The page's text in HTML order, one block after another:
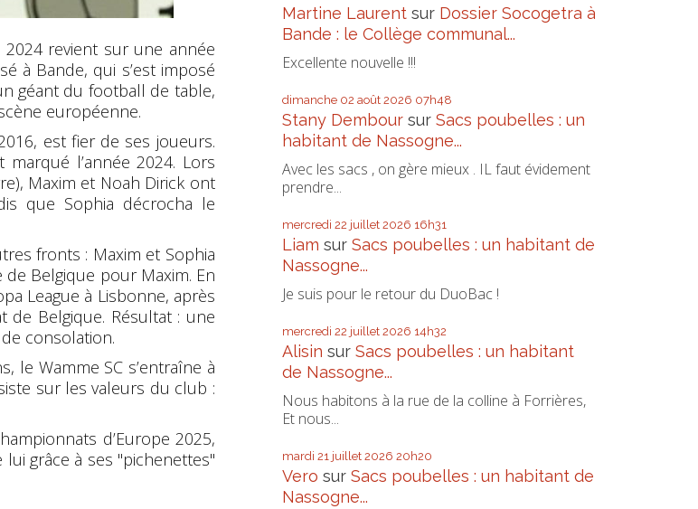
revient sur une année
à Bande, qui s’est imposé
géant du football de table,
européenne.
est fier de ses joueurs.
l’année 2024. Lors
Maxim et Noah Dirick ont
que Sophia décrocha le
fronts : Maxim et Sophia
Belgique pour Maxim. En
League à Lisbonne, après
de Belgique. Résultat : une
consolation.
le Wamme SC s’entraîne à
sur les valeurs du club :
d’Europe 2025,
grâce à ses "pichenettes"
Martine Laurent sur Dossier Socogetra à
Bande : le Collège communal...
Excellente nouvelle !!!
dimanche 02 août 2026 07h48
Stany Dembour surSacs poubelles : un
habitant de Nassogne...
Avec les sacs , on gère mieux . IL faut évidement
prendre...
mercredi 22 juillet 2026 16h31
Liam surSacs poubelles : un habitant de
Nassogne...
Je suis pour le retour du DuoBac !
mercredi 22 juillet 2026 14h32
Alisin surSacs poubelles : un habitant
de Nassogne...
Nous habitons à la rue de la colline à Forrières,
Et nous...
mardi 21 juillet 2026 20h20
Vero surSacs poubelles : un habitant de
Nassogne...